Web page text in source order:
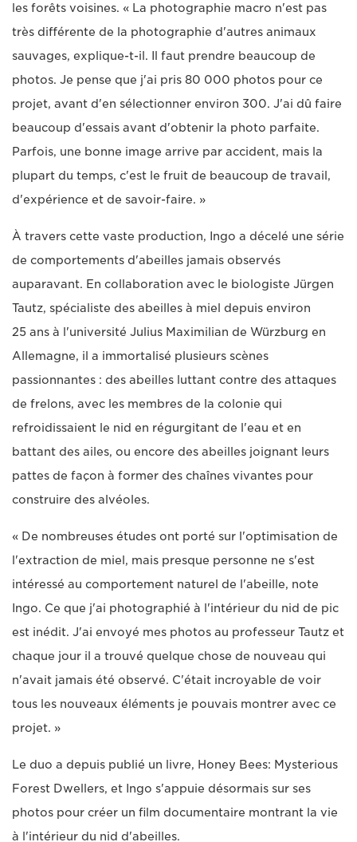
les forêts voisines. « La photographie macro n'est pas
très différente de la photographie d'autres animaux
sauvages, explique-t-il. Il faut prendre beaucoup de
photos. Je pense que j'ai pris 80 000 photos pour ce
projet, avant d'en sélectionner environ 300. J'ai dû faire
beaucoup d'essais avant d'obtenir la photo parfaite.
Parfois, une bonne image arrive par accident, mais la
plupart du temps, c'est le fruit de beaucoup de travail,
d'expérience et de savoir-faire. »
À travers cette vaste production, Ingo a décelé une série
de comportements d'abeilles jamais observés
auparavant. En collaboration avec le biologiste Jürgen
Tautz, spécialiste des abeilles à miel depuis environ
25 ans à l'université Julius Maximilian de Würzburg en
Allemagne, il a immortalisé plusieurs scènes
passionnantes : des abeilles luttant contre des attaques
de frelons, avec les membres de la colonie qui
refroidissaient le nid en régurgitant de l'eau et en
battant des ailes, ou encore des abeilles joignant leurs
pattes de façon à former des chaînes vivantes pour
construire des alvéoles.
« De nombreuses études ont porté sur l'optimisation de
l'extraction de miel, mais presque personne ne s'est
intéressé au comportement naturel de l'abeille, note
Ingo. Ce que j'ai photographié à l'intérieur du nid de pic
est inédit. J'ai envoyé mes photos au professeur Tautz et
chaque jour il a trouvé quelque chose de nouveau qui
n'avait jamais été observé. C'était incroyable de voir
tous les nouveaux éléments je pouvais montrer avec ce
projet. »
Le duo a depuis publié un livre, Honey Bees: Mysterious
Forest Dwellers, et Ingo s'appuie désormais sur ses
photos pour créer un film documentaire montrant la vie
à l'intérieur du nid d'abeilles.